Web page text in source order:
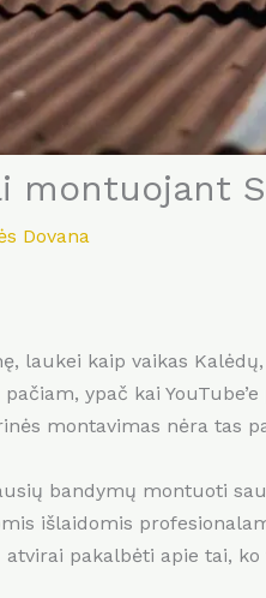
montuojant
Dovana
laukei kaip vaikas
ypač kai
montavimas nėra tas
bandymų montuoti
išlaidomis
pakalbėti apie tai,